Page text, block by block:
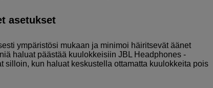
asetukset
ympäristösi mukaan ja minimoi häiritsevät äänet
haluat päästää kuulokkeisiin JBL Headphones -
silloin, kun haluat keskustella ottamatta kuulokkeita pois